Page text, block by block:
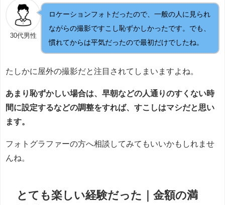
30代男性
ロケーションフォトだったので、一般の人に見られ
ながらの撮影ですこし恥ずかしかったです。でも、
慣れてからは平気だったので最初だけでしたね。
たしかに屋外の撮影だと注目されてしまいますよね。
あまり恥ずかしい場合は、早朝などの人通りのすくない時
間に設定するなどの調整をすれば、すこしはマシだと思い
ます。
フォトグラファーの方へ相談してみてもいいかもしれませ
んね。
とても楽しい経験だった｜金額の満